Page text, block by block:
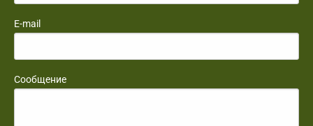
E-mail
Сообщение